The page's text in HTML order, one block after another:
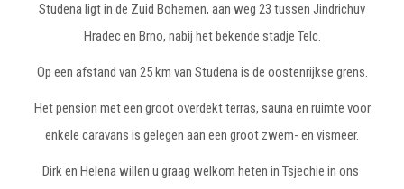
Studena ligt in de Zuid Bohemen, aan weg 23 tussen Jindrichuv
Hradec en Brno, nabij het bekende stadje Telc.
Op een afstand van 25 km van Studena is de oostenrijkse grens.
Het pension met een groot overdekt terras, sauna en ruimte voor
enkele caravans is gelegen aan een groot zwem- en vismeer.
Dirk en Helena willen u graag welkom heten in Tsjechie in ons